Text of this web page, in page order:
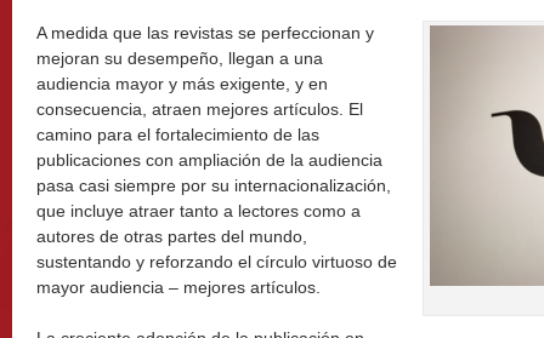
A medida que las revistas se perfeccionan y
mejoran su desempeño, llegan a una
audiencia mayor y más exigente, y en
consecuencia, atraen mejores artículos. El
camino para el fortalecimiento de las
publicaciones con ampliación de la audiencia
pasa casi siempre por su internacionalización,
que incluye atraer tanto a lectores como a
autores de otras partes del mundo,
sustentando y reforzando el círculo virtuoso de
mayor audiencia – mejores artículos.